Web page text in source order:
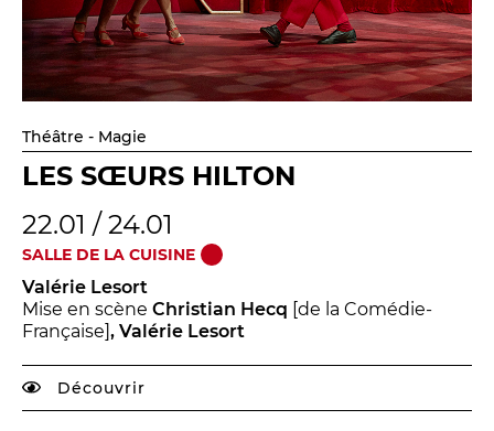
Théâtre - Magie
LES SŒURS HILTON
22.01 / 24.01
SALLE DE LA CUISINE
Valérie Lesort
Mise en scène Christian Hecq [de la Comédie-
Française], Valérie Lesort
Découvrir